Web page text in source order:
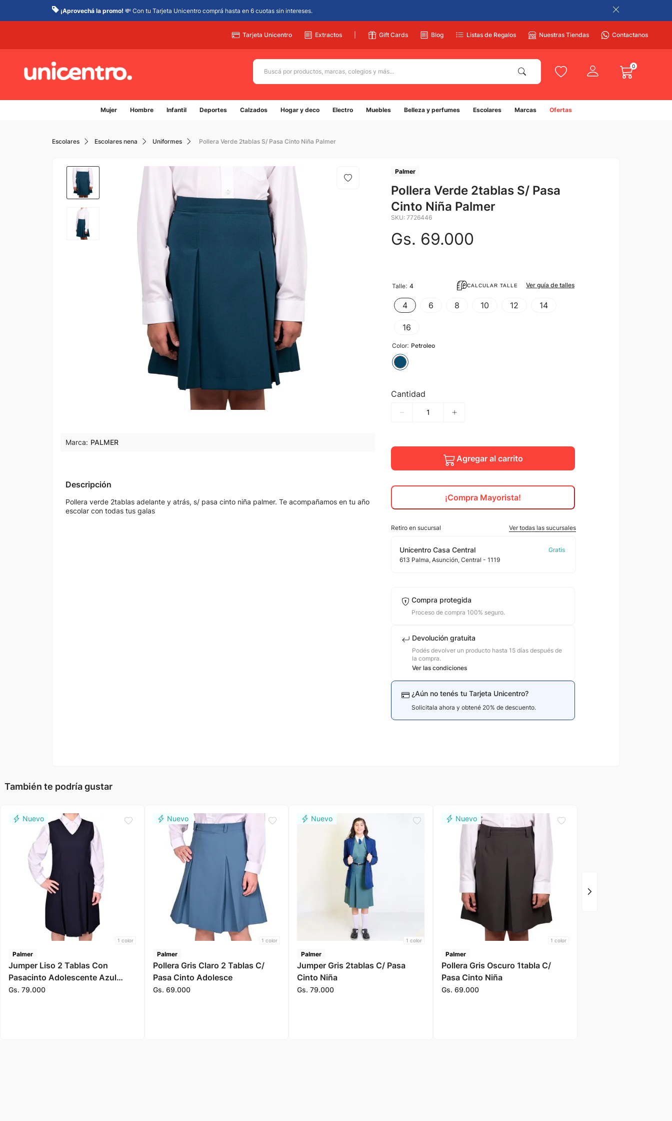
¡Aprovechá la promo! 💸 Con tu Tarjeta Unicentro comprá hasta en 6 cuotas sin intereses.
Tarjeta Unicentro Extractos Gift Cards Blog Listas de Regalos Nuestras Tiendas Contactanos
Buscá por productos, marcas, colegios y más... 0
Mujer Hombre Infantil Deportes Calzados Hogar y deco Electro Muebles Belleza y perfumes Escolares Marcas Ofertas
Escolares Escolares nena Uniformes Pollera Verde 2tablas S/ Pasa Cinto Niña Palmer
Marca: PALMER
Descripción
Pollera verde 2tablas adelante y atrás, s/ pasa cinto niña palmer. Te acompañamos en tu año
escolar con todas tus galas
Palmer
Pollera Verde 2tablas S/ Pasa
Cinto Niña Palmer
SKU:7726446
Gs. 69.000
CALCULAR TALLE
Color: Petroleo
Talle: 4
4 6 8 10 12 14
16
Ver guía de talles
Cantidad
Agregar al carrito
¡Compra Mayorista!
Retiro en sucursal Ver todas las sucursales
Unicentro Casa Central
613 Palma, Asunción, Central - 1119
Compra protegida
Proceso de compra 100% seguro.
Devolución gratuita
Podés devolver un producto hasta 15 días después de
la compra.
Ver las condiciones
¿Aún no tenés tu Tarjeta Unicentro?
Solicitala ahora y obtené 20% de descuento.
También te podría gustar
1 color
Palmer
Jumper Liso 2 Tablas Con
Pasacinto Adolescente Azul
Marino Niña Palmer
Gs. 79.000
1 color
Palmer
Pollera Gris Claro 2 Tablas C/
Pasa Cinto Adolesce
Gs. 69.000
1 color
Palmer
Jumper Gris 2tablas C/ Pasa
Cinto Niña
Gs. 79.000
1 color
Palmer
Pollera Gris Oscuro 1tabla C/
Pasa Cinto Niña
Gs. 69.000
Términos más buscados
.